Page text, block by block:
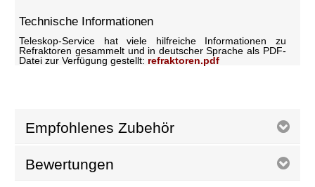
Technische Informationen
Teleskop-Service hat viele hilfreiche Informationen zu
Refraktoren gesammelt und in deutscher Sprache als PDF-
Datei zur Verfügung gestellt: refraktoren.pdf
Empfohlenes Zubehör
Bewertungen